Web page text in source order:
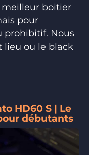
meilleur boitier
pour
prohibitif. Nous
lieu ou le black
HD60 S | Le
débutants